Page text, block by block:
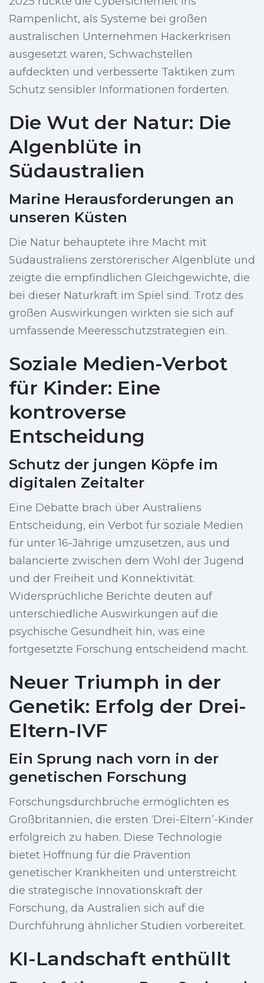
Rampenlicht, als Systeme bei großen
australischen Unternehmen Hackerkrisen
ausgesetzt waren, Schwachstellen
aufdeckten und verbesserte Taktiken zum
Schutz sensibler Informationen forderten.
Die Wut der Natur: Die
Algenblüte in
Südaustralien
Marine Herausforderungen an
unseren Küsten
Die Natur behauptete ihre Macht mit
Südaustraliens zerstörerischer Algenblüte und
zeigte die empfindlichen Gleichgewichte, die
bei dieser Naturkraft im Spiel sind. Trotz des
großen Auswirkungen wirkten sie sich auf
umfassende Meeresschutzstrategien ein.
Soziale Medien-Verbot
für Kinder: Eine
kontroverse
Entscheidung
Schutz der jungen Köpfe im
digitalen Zeitalter
Eine Debatte brach über Australiens
Entscheidung, ein Verbot für soziale Medien
für unter 16-Jährige umzusetzen, aus und
balancierte zwischen dem Wohl der Jugend
und der Freiheit und Konnektivität.
Widersprüchliche Berichte deuten auf
unterschiedliche Auswirkungen auf die
psychische Gesundheit hin, was eine
fortgesetzte Forschung entscheidend macht.
Neuer Triumph in der
Genetik: Erfolg der Drei-
Eltern-IVF
Ein Sprung nach vorn in der
genetischen Forschung
Forschungsdurchbrüche ermöglichten es
Großbritannien, die ersten ‘Drei-Eltern’-Kinder
erfolgreich zu haben. Diese Technologie
bietet Hoffnung für die Prävention
genetischer Krankheiten und unterstreicht
die strategische Innovationskraft der
Forschung, da Australien sich auf die
Durchführung ähnlicher Studien vorbereitet.
KI-Landschaft enthüllt